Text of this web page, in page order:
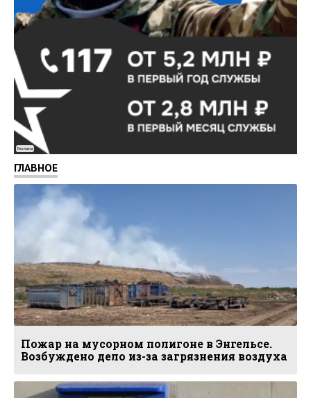
Реклама
ГЛАВНОЕ
Пожар на мусорном полигоне в Энгельсе.
Возбуждено дело из-за загрязнения воздуха